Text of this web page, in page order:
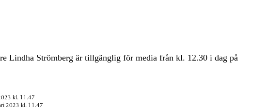
Lindha Strömberg är tillgänglig för media från kl. 12.30 i dag på
kl. 11.47
2023 kl. 11.47